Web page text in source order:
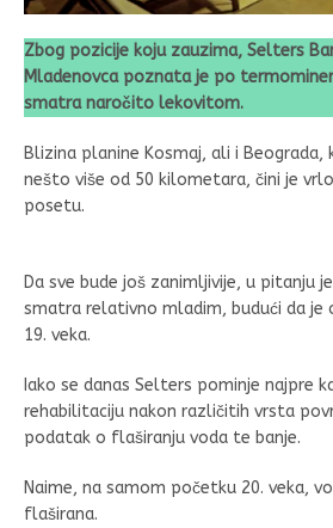
Zbog pozicije koju zauzima, Selters
Mladenovca poznata je po
smatra naročito lekovitom.
Blizina planine Kosmaj, ali i Beograda,
nešto više od 50 kilometara, čini je
posetu.
Da sve bude još zanimljivije, u pitanju
smatra relativno mladim, budući da je
19. veka.
Iako se danas Selters pominje najpre
rehabilitaciju nakon različitih vrsta
podatak o flaširanju voda te banje.
Naime, na samom početku 20. veka,
flaširana.